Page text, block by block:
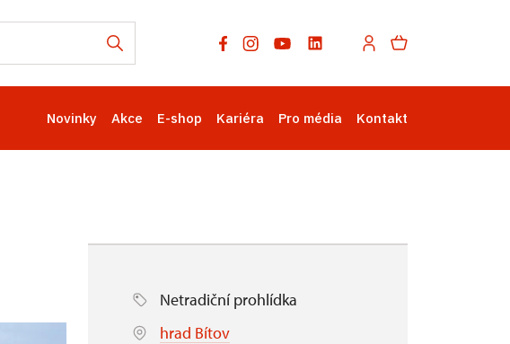
Novinky Akce E-shop Kariéra Pro média Kontakt
Netradiční prohlídka
hrad Bítov